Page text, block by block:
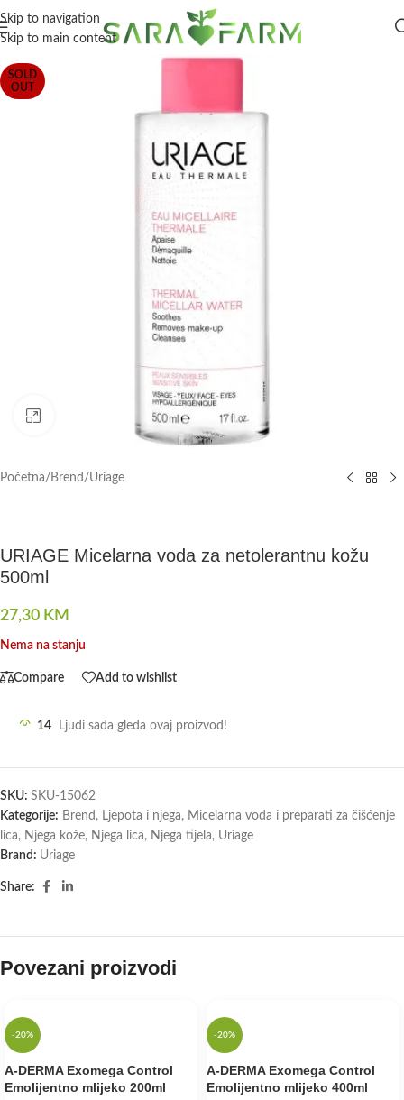
Skip to navigation
Skip to main content
SOLD
OUT
Početna/ Brend /Uriage
URIAGE Micelarna voda za netolerantnu kožu
500ml
27,30 KM
Nema na stanju
Compare Add to wishlist
14 Ljudi sada gleda ovaj proizvod!
SKU: SKU-15062
Kategorije: Brend , Ljepota i njega, Micelarna voda i preparati za čišćenje
lica, Njega kože, Njega lica, Njega tijela, Uriage
Brand: Uriage
Share:
Povezani proizvodi
-20%
A-DERMA Exomega Control
Emolijentno mlijeko 200ml
-20%
A-DERMA Exomega Control
Emolijentno mlijeko 400ml